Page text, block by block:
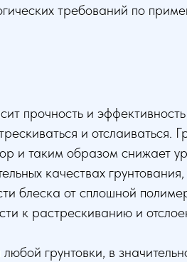
требований по
прочность и
и отслаиваться.
и таким образом снижает
качествах
блеска от сплошной
к растрескиванию и
грунтовки, в